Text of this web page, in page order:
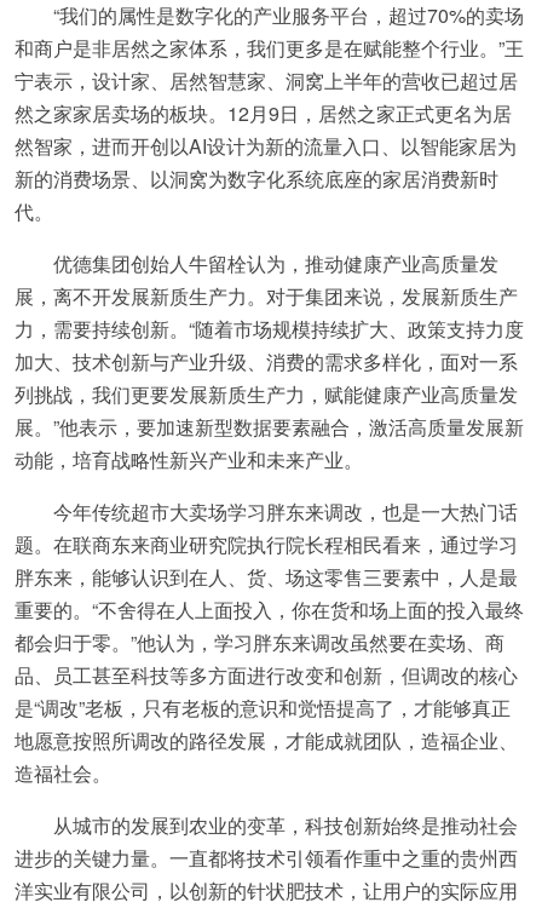
“我们的属性是数字化的产业服务平台，超过70%的卖场
和商户是非居然之家体系，我们更多是在赋能整个行业。”王
宁表示，设计家、居然智慧家、洞窝上半年的营收已超过居
然之家家居卖场的板块。12月9日，居然之家正式更名为居
然智家，进而开创以AI设计为新的流量入口、以智能家居为
新的消费场景、以洞窝为数字化系统底座的家居消费新时
代。
优德集团创始人牛留栓认为，推动健康产业高质量发
展，离不开发展新质生产力。对于集团来说，发展新质生产
力，需要持续创新。“随着市场规模持续扩大、政策支持力度
加大、技术创新与产业升级、消费的需求多样化，面对一系
列挑战，我们更要发展新质生产力，赋能健康产业高质量发
展。”他表示，要加速新型数据要素融合，激活高质量发展新
动能，培育战略性新兴产业和未来产业。
今年传统超市大卖场学习胖东来调改，也是一大热门话
题。在联商东来商业研究院执行院长程相民看来，通过学习
胖东来，能够认识到在人、货、场这零售三要素中，人是最
重要的。“不舍得在人上面投入，你在货和场上面的投入最终
都会归于零。”他认为，学习胖东来调改虽然要在卖场、商
品、员工甚至科技等多方面进行改变和创新，但调改的核心
是“调改”老板，只有老板的意识和觉悟提高了，才能够真正
地愿意按照所调改的路径发展，才能成就团队，造福企业、
造福社会。
从城市的发展到农业的变革，科技创新始终是推动社会
进步的关键力量。一直都将技术引领看作重中之重的贵州西
洋实业有限公司，以创新的针状肥技术，让用户的实际应用